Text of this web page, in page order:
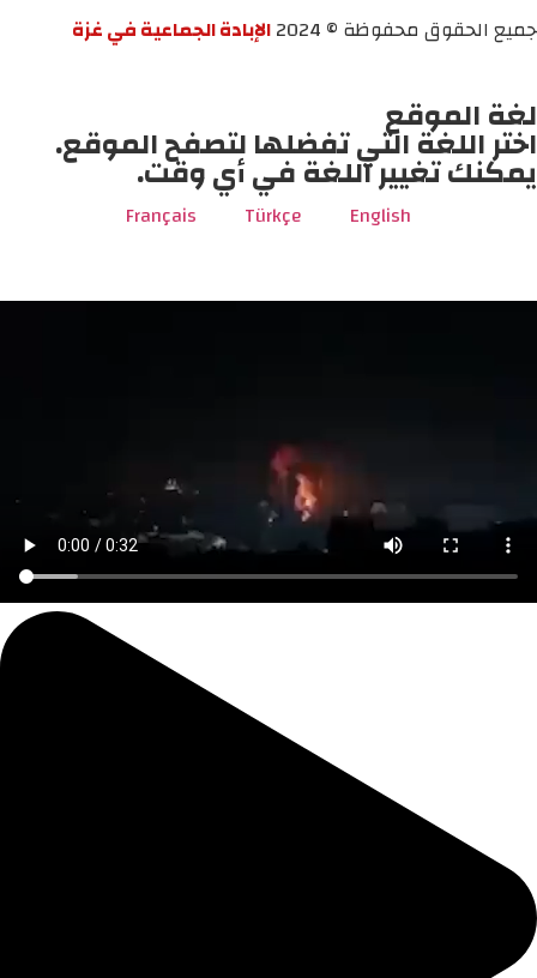
جميع الحقوق محفوظة © 2024
الإبادة الجماعية في غزة
لغة الموقع
اختر اللغة التي تفضلها لتصفح الموقع.
يمكنك تغيير اللغة في أي وقت.
English
Türkçe
Français